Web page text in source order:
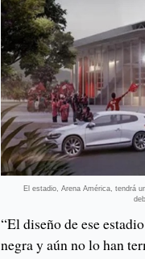
El estadio, Arena América, tendrá
“El diseño de ese
negra y aún no lo han